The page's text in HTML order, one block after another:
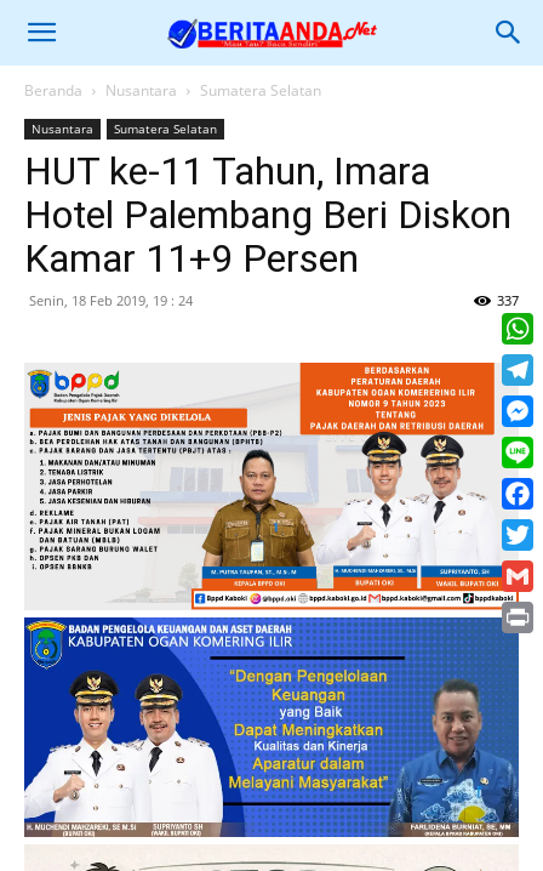
Beranda Nusantara Sumatera Selatan
Nusantara Sumatera Selatan
HUT ke-11 Tahun, Imara
Hotel Palembang Beri Diskon
Kamar 11+9 Persen
Senin, 18 Feb 2019, 19 : 24 337
Line
Print